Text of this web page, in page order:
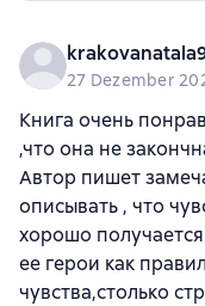
27 Dezember
Книга очень
,что она не
Автор пишет
описывать , что
хорошо
ее герои как
чувства,столько